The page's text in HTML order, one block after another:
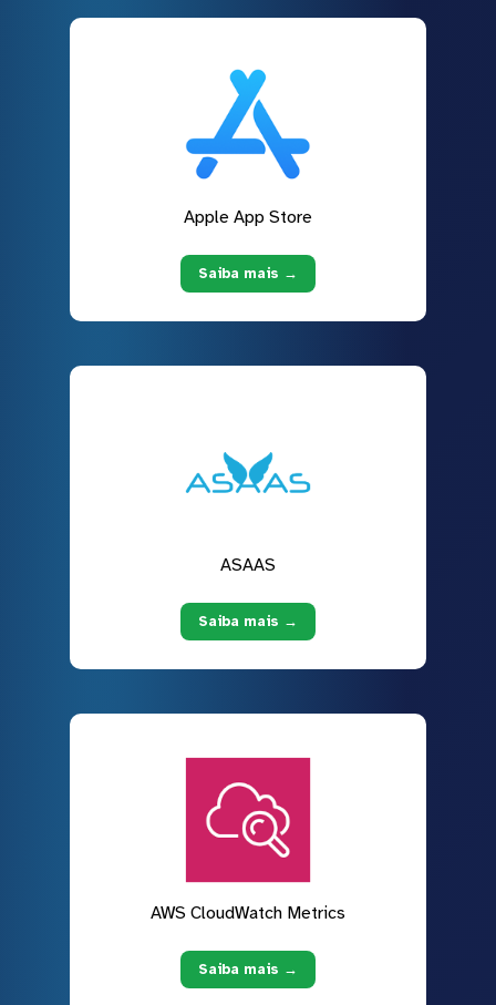
Apple App Store
Saiba mais →
ASAAS
Saiba mais →
AWS CloudWatch Metrics
Saiba mais →